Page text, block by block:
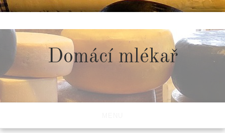
to
content
Domácí mlékař